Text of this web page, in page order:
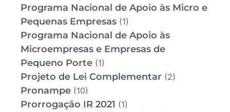
Programa Nacional de Apoio às Micro e
Pequenas Empresas (1)
Programa Nacional de Apoio às
Microempresas e Empresas de
Pequeno Porte (1)
Projeto de Lei Complementar (2)
Pronampe (10)
Prorrogação IR 2021 (1)